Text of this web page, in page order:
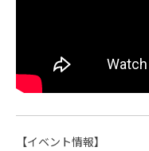
【イベント情報】